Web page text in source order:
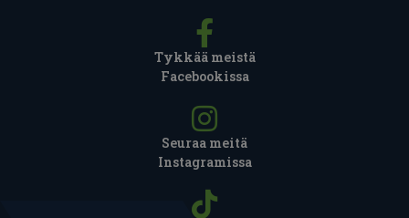
Tykkää meistä
Facebookissa
Seuraa meitä
Instagramissa